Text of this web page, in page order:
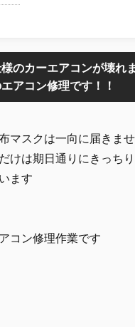
様のカーエアコンが壊れ
アコン修理です！！
マスクは一向に届きま
けは期日通りにきっち
ます
コン修理作業です